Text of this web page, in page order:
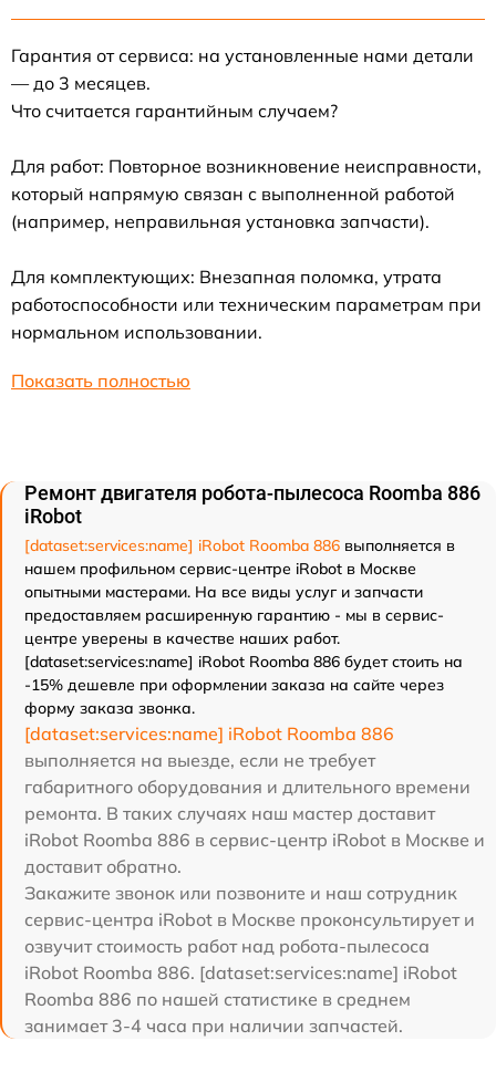
Гарантия от сервиса: на установленные нами детали
— до 3 месяцев.
Что считается гарантийным случаем?
Для работ: Повторное возникновение неисправности,
который напрямую связан с выполненной работой
(например, неправильная установка запчасти).
Для комплектующих: Внезапная поломка, утрата
работоспособности или техническим параметрам при
нормальном использовании.
Показать полностью
Ремонт двигателя робота-пылесоса Roomba 886
iRobot
[dataset:services:name] iRobot Roomba 886 выполняется в
нашем профильном сервис-центре iRobot в Москве
опытными мастерами. На все виды услуг и запчасти
предоставляем расширенную гарантию - мы в сервис-
центре уверены в качестве наших работ.
[dataset:services:name] iRobot Roomba 886 будет стоить на
-15% дешевле при оформлении заказа на сайте через
форму заказа звонка.
[dataset:services:name] iRobot Roomba 886
выполняется на выезде, если не требует
габаритного оборудования и длительного времени
ремонта. В таких случаях наш мастер доставит
iRobot Roomba 886 в сервис-центр iRobot в Москве и
доставит обратно.
Закажите звонок или позвоните и наш сотрудник
сервис-центра iRobot в Москве проконсультирует и
озвучит стоимость работ над робота-пылесоса
iRobot Roomba 886. [dataset:services:name] iRobot
Roomba 886 по нашей статистике в среднем
занимает 3-4 часа при наличии запчастей.